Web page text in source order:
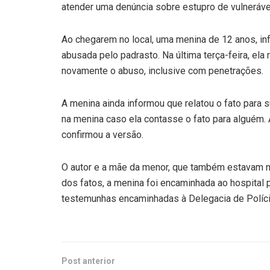
atender uma denúncia sobre estupro de
Ao chegarem no local, uma menina de 12 anos,
abusada pelo padrasto. Na última terça-feira,
novamente o abuso, inclusive com penetrações.
A menina ainda informou que relatou o fato para
na menina caso ela contasse o fato para
confirmou a versão.
O autor e a mãe da menor, que também
dos fatos, a menina foi encaminhada ao
testemunhas encaminhadas à Delegacia de
Post anterior